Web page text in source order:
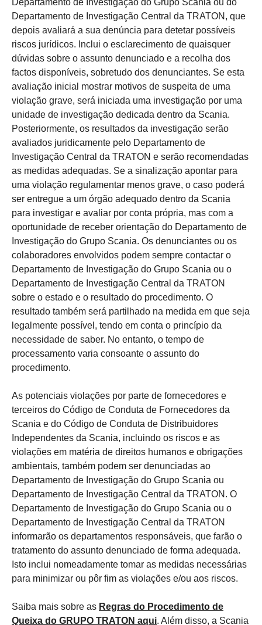
Departamento de Investigação do Grupo Scania ou do
Departamento de Investigação Central da TRATON, que
depois avaliará a sua denúncia para detetar possíveis
riscos jurídicos. Inclui o esclarecimento de quaisquer
dúvidas sobre o assunto denunciado e a recolha dos
factos disponíveis, sobretudo dos denunciantes. Se esta
avaliação inicial mostrar motivos de suspeita de uma
violação grave, será iniciada uma investigação por uma
unidade de investigação dedicada dentro da Scania.
Posteriormente, os resultados da investigação serão
avaliados juridicamente pelo Departamento de
Investigação Central da TRATON e serão recomendadas
as medidas adequadas. Se a sinalização apontar para
uma violação regulamentar menos grave, o caso poderá
ser entregue a um órgão adequado dentro da Scania
para investigar e avaliar por conta própria, mas com a
oportunidade de receber orientação do Departamento de
Investigação do Grupo Scania. Os denunciantes ou os
colaboradores envolvidos podem sempre contactar o
Departamento de Investigação do Grupo Scania ou o
Departamento de Investigação Central da TRATON
sobre o estado e o resultado do procedimento. O
resultado também será partilhado na medida em que seja
legalmente possível, tendo em conta o princípio da
necessidade de saber. No entanto, o tempo de
processamento varia consoante o assunto do
procedimento.
As potenciais violações por parte de fornecedores e
terceiros do Código de Conduta de Fornecedores da
Scania e do Código de Conduta de Distribuidores
Independentes da Scania, incluindo os riscos e as
violações em matéria de direitos humanos e obrigações
ambientais, também podem ser denunciadas ao
Departamento de Investigação do Grupo Scania ou
Departamento de Investigação Central da TRATON. O
Departamento de Investigação do Grupo Scania ou o
Departamento de Investigação Central da TRATON
informarão os departamentos responsáveis, que farão o
tratamento do assunto denunciado de forma adequada.
Isto inclui nomeadamente tomar as medidas necessárias
para minimizar ou pôr fim as violações e/ou aos riscos.
Saiba mais sobre as Regras do Procedimento de
Queixa do GRUPO TRATON aqui. Além disso, a Scania